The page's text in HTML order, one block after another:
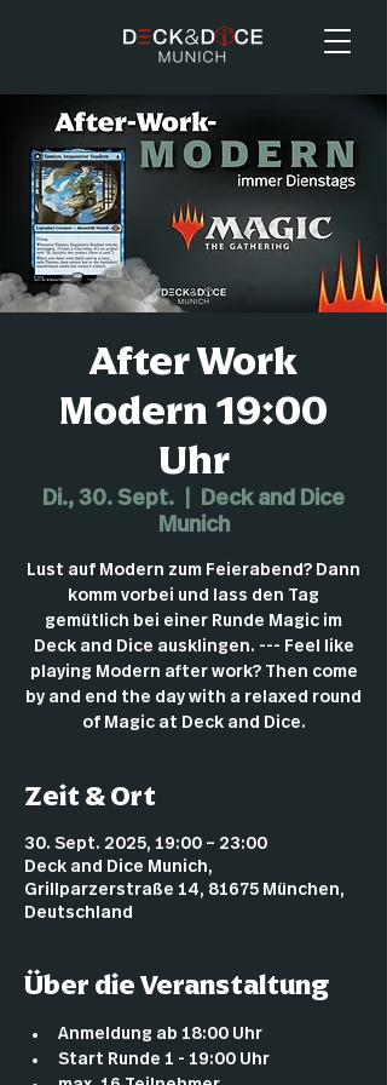
After Work
Modern 19:00
Uhr
Di., 30. Sept.
Deck and Dice
Munich
Lust auf Modern zum Feierabend? Dann
komm vorbei und lass den Tag
gemütlich bei einer Runde Magic im
Deck and Dice ausklingen. --- Feel like
playing Modern after work? Then come
by and end the day with a relaxed round
of Magic at Deck and Dice.
Zeit & Ort
30. Sept. 2025, 19:00 – 23:00
Deck and Dice Munich,
Grillparzerstraße 14, 81675 München,
Deutschland
Über die Veranstaltung
Anmeldung ab 18:00 Uhr
Start Runde 1 - 19:00 Uhr